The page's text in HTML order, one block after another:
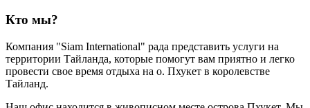
Кто мы?
Компания "Siam International" рада представить услуги на
территории Тайланда, которые помогут вам приятно и легко
провести свое время отдыха на о. Пхукет в королевстве
Тайланд.